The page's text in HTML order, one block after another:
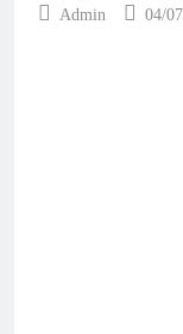
Admin 04/